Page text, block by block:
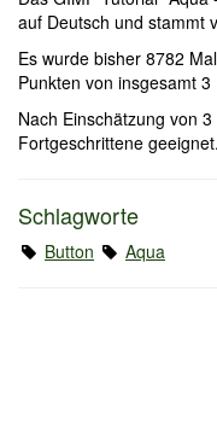
auf Deutsch und stammt
Es wurde bisher 8782
Punkten von insgesamt
Nach Einschätzung von
Fortgeschrittene geeignet.
Schlagworte
Button Aqua